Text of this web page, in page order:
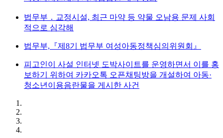
법무부 ․ 교정시설, 최근 마약 등 약물 오남용 문제 사회
적으로 심각해
법무부,『제8기 법무부 여성아동정책심의위원회』
피고인이 사설 인터넷 도박사이트를 운영하면서 이를 홍
보하기 위하여 카카오톡 오픈채팅방을 개설하여 아동·
청소년이용음란물을 게시한 사건